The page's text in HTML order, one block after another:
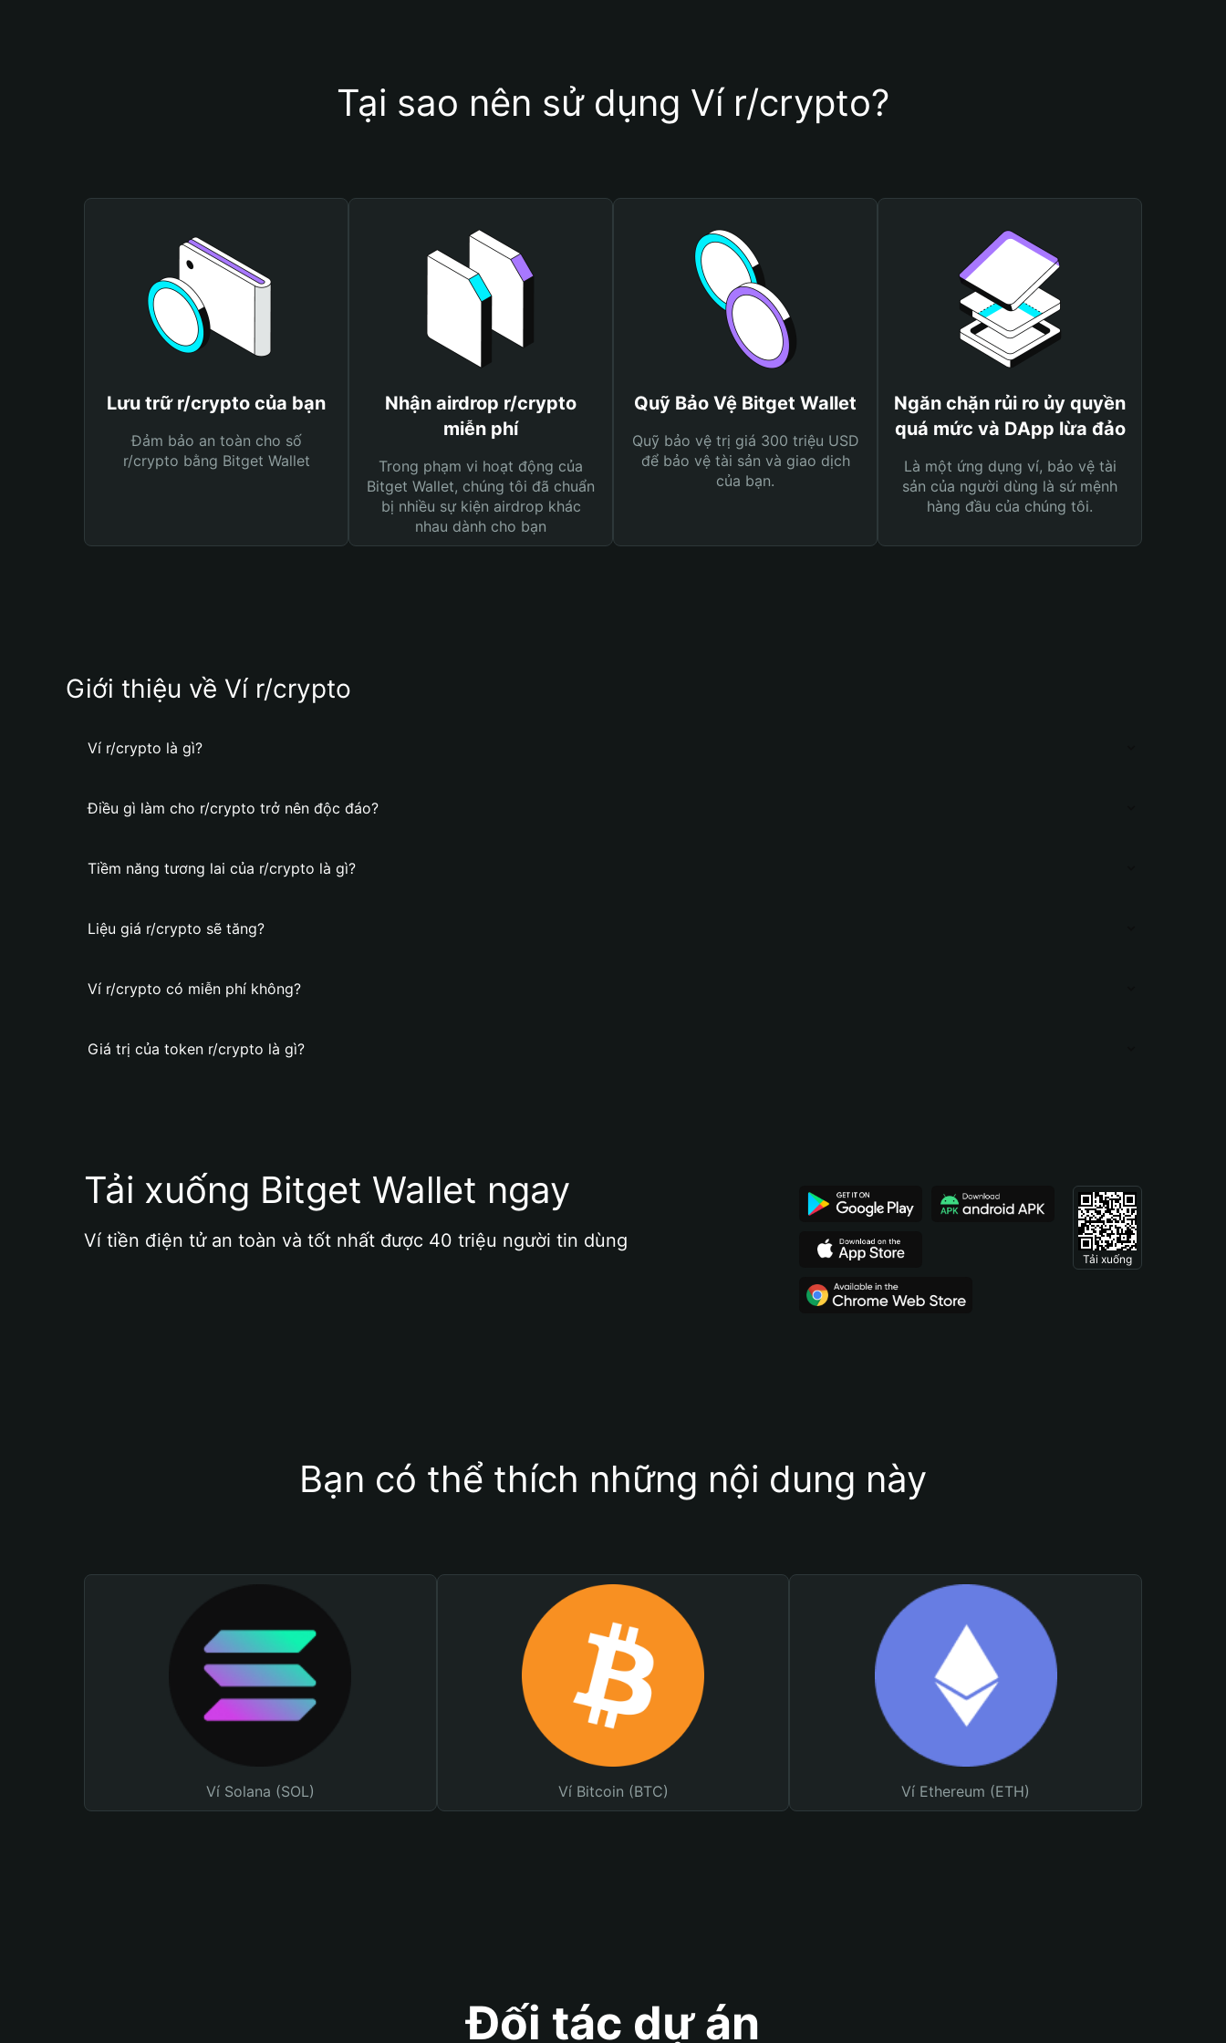
Tại sao nên sử dụng Ví r/crypto?
Lưu trữ r/crypto của bạn
Đảm bảo an toàn cho số
r/crypto bằng Bitget Wallet
Nhận airdrop r/crypto
miễn phí
Trong phạm vi hoạt động của
Bitget Wallet, chúng tôi đã chuẩn
bị nhiều sự kiện airdrop khác
nhau dành cho bạn
Quỹ Bảo Vệ Bitget Wallet
Quỹ bảo vệ trị giá 300 triệu USD
để bảo vệ tài sản và giao dịch
của bạn.
Ngăn chặn rủi ro ủy quyền
quá mức và DApp lừa đảo
Là một ứng dụng ví, bảo vệ tài
sản của người dùng là sứ mệnh
hàng đầu của chúng tôi.
Giới thiệu về Ví r/crypto
Ví r/crypto là gì?
Điều gì làm cho r/crypto trở nên độc đáo?
Tiềm năng tương lai của r/crypto là gì?
Liệu giá r/crypto sẽ tăng?
Ví r/crypto có miễn phí không?
Giá trị của token r/crypto là gì?
Tải xuống Bitget Wallet ngay
Ví tiền điện tử an toàn và tốt nhất được 40 triệu người tin dùng
Tải xuống
Bạn có thể thích những nội dung này
Ví Solana (SOL) Ví Bitcoin (BTC) Ví Ethereum (ETH)
Đối tác dự án